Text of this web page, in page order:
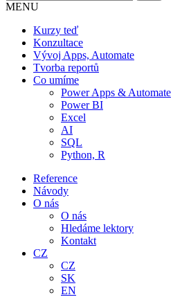
MENU
Kurzy teď
Konzultace
Vývoj Apps, Automate
Tvorba reportů
Co umíme
Power Apps & Automate
Power BI
Excel
AI
SQL
Python, R
Reference
Návody
O nás
O nás
Hledáme lektory
Kontakt
CZ
CZ
SK
EN